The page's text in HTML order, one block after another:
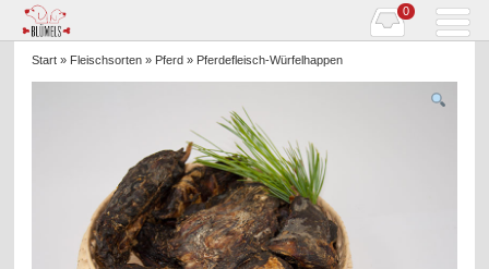
0
Start » Fleischsorten » Pferd » Pferdefleisch-Würfelhappen